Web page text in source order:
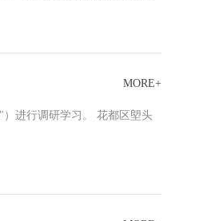
MORE+
进行调研学习。 花都区塱头